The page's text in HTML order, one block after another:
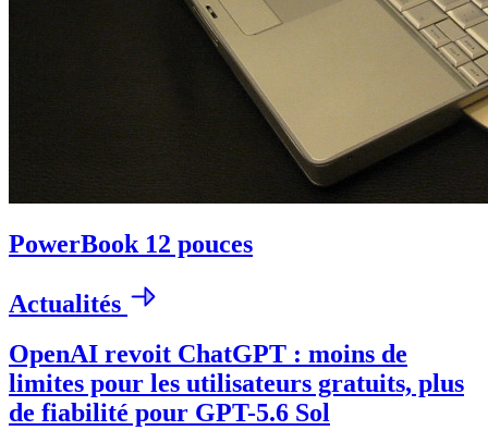
PowerBook 12 pouces
Actualités
OpenAI revoit ChatGPT : moins de
limites pour les utilisateurs gratuits, plus
de fiabilité pour GPT-5.6 Sol